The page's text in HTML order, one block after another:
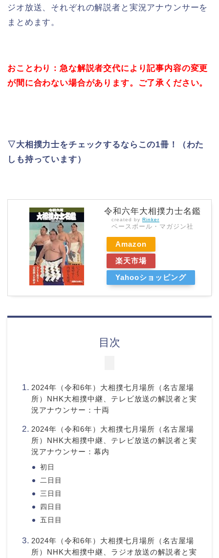
ジオ放送、それぞれの解説者と実況アナウンサーを
まとめます。
おことわり：急な解説者交代により記事内容の変更
が間に合わない場合があります。ご了承ください。
▽大相撲力士をチェックするならこの1冊！（わた
しも持っています）
令和六年大相撲力士名鑑
created by Rinker
ベースボール・マガジン社
Amazon
楽天市場
Yahooショッピング
目次
2024年（令和6年）大相撲七月場所（名古屋場
所）NHK大相撲中継、テレビ放送の解説者と実
況アナウンサー：十両
2024年（令和6年）大相撲七月場所（名古屋場
所）NHK大相撲中継、テレビ放送の解説者と実
況アナウンサー：幕内
初日
二日目
三日目
四日目
五日目
2024年（令和6年）大相撲七月場所（名古屋場
所）NHK大相撲中継、ラジオ放送の解説者と実